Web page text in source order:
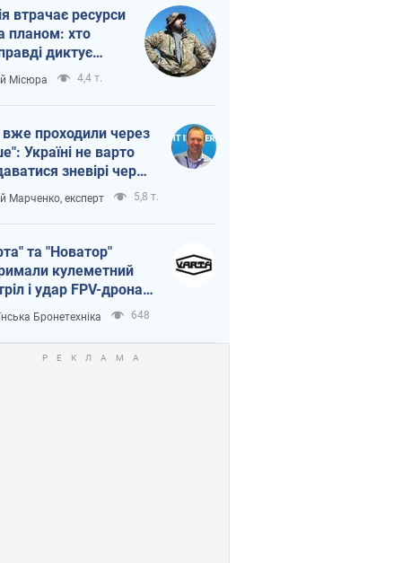
втрачає ресурси
планом: хто
диктує
війни
Місюра 4,4 т.
проходили через
Україні не варто
зневірі через
терор
Марченко, експерт 5,8 т.
та "Новатор"
кулеметний
і удар FPV-дрона,
життя
ЗСУ
Бронетехніка 648